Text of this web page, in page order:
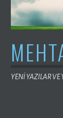
YENİ YAZILAR VE